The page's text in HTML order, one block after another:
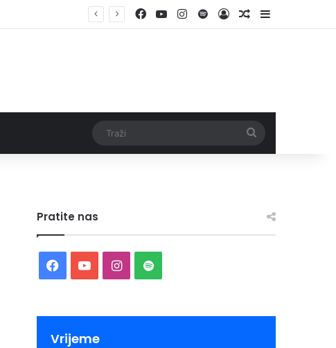
Facebook
YouTubeInstagram
SpotifyLog InRandom Article
Sidebar
Pratite nas
Facebook
YouTubeInstagram
Spotify
Vrijeme